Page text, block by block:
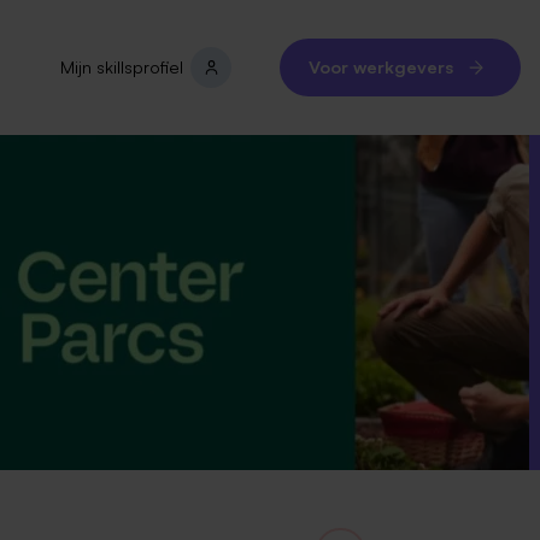
Mijn skillsprofiel Voor werkgevers